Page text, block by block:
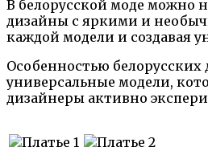
В белорусской моде можно
дизайны с яркими и
каждой модели и создавая
Особенностью белорусских
универсальные модели,
дизайнеры активно